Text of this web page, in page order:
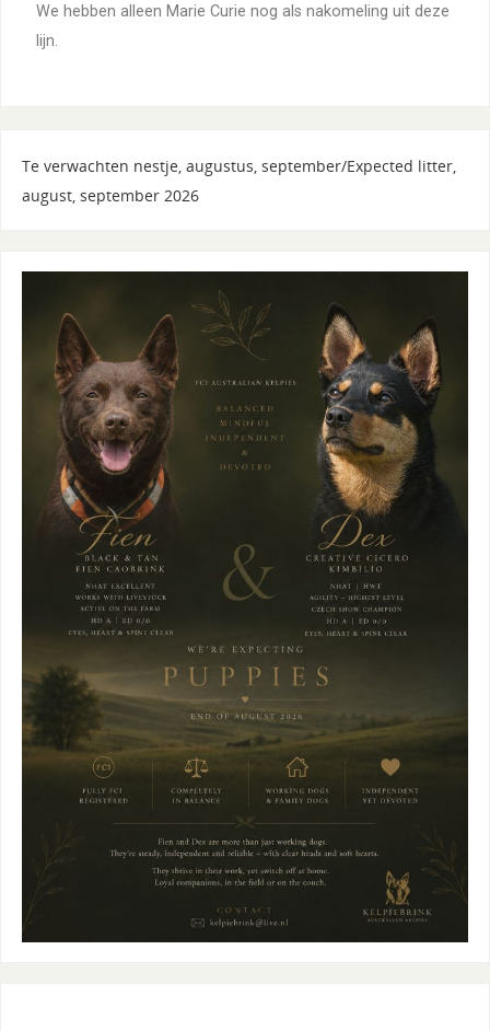
We hebben alleen Marie Curie nog als nakomeling uit deze
lijn.
Te verwachten nestje, augustus, september/Expected litter,
august, september 2026